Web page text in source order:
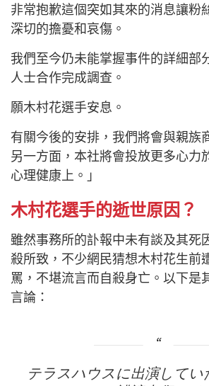
非常抱歉這個突如其來的消息讓粉
深切的擔憂和哀傷。
我們至今仍未能掌握事件的詳細部
人士合作完成調查。
願木村花選手安息。
有關今後的安排，我們將會與親族
另一方面，本社將會投放更多心力
心理健康上。」
木村花選手的逝世原因？
雖然事務所的訃報中未有談及其死
殺所致，不少網民猜想木村花生前
罵，不堪流言而自殺身亡。以下是
言論：
テラスハウスに出演してい